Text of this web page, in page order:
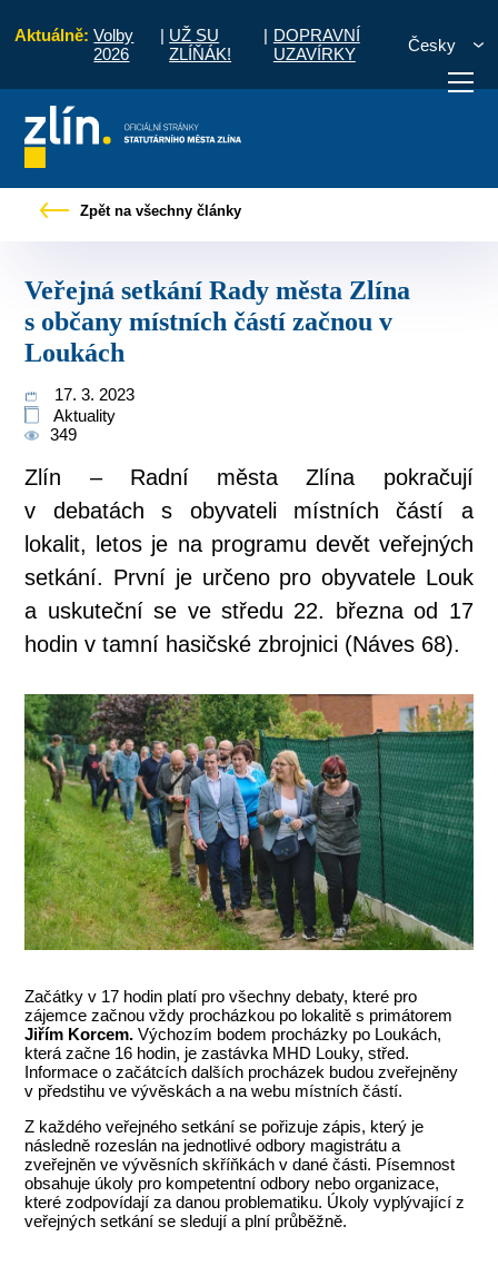
Aktuálně: Volby
2026
| UŽ SU
ZLÍŇÁK!
| DOPRAVNÍ
UZAVÍRKY
Česky
vyřídit Potřebuji zaplatit
Zpět na všechny články
Veřejná setkání Rady města Zlína
s občany místních částí začnou v
Loukách
17. 3. 2023
Aktuality
349
Zlín – Radní města Zlína pokračují
v debatách s obyvateli místních částí a
lokalit, letos je na programu devět veřejných
setkání. První je určeno pro obyvatele Louk
a uskuteční se ve středu 22. března od 17
hodin v tamní hasičské zbrojnici (Náves 68).
Začátky v 17 hodin platí pro všechny debaty, které pro
zájemce začnou vždy procházkou po lokalitě s primátorem
Jiřím Korcem. Výchozím bodem procházky po Loukách,
která začne 16 hodin, je zastávka MHD Louky, střed.
Informace o začátcích dalších procházek budou zveřejněny
v předstihu ve vývěskách a na webu místních částí.
Z každého veřejného setkání se pořizuje zápis, který je
následně rozeslán na jednotlivé odbory magistrátu a
zveřejněn ve vývěsních skříňkách v dané části. Písemnost
obsahuje úkoly pro kompetentní odbory nebo organizace,
které zodpovídají za danou problematiku. Úkoly vyplývající z
veřejných setkání se sledují a plní průběžně.